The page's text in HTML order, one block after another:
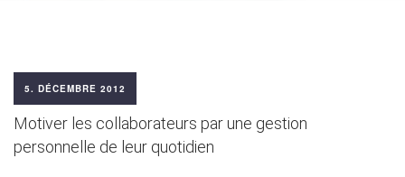
5. DÉCEMBRE 2012
Motiver les collaborateurs par une gestion
personnelle de leur quotidien